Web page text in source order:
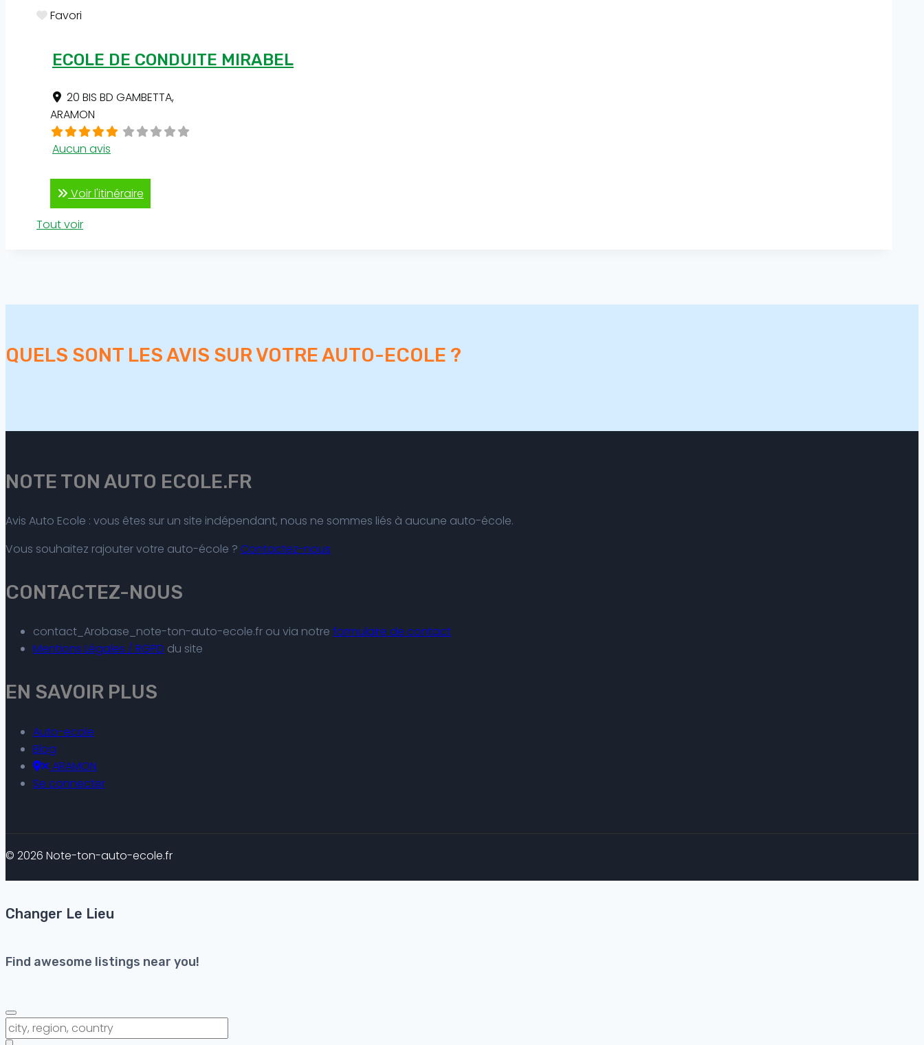
Favori
ECOLE DE CONDUITE MIRABEL
20 BIS BD GAMBETTA,
ARAMON
Aucun avis
Voir l'itinéraire
Tout voir
QUELS SONT LES AVIS SUR VOTRE AUTO-ECOLE ?
NOTE TON AUTO ECOLE.FR
Avis Auto Ecole : vous êtes sur un site indépendant, nous ne sommes liés à aucune auto-école.
Vous souhaitez rajouter votre auto-école ? Contactez-nous
CONTACTEZ-NOUS
contact_Arobase_note-ton-auto-ecole.fr ou via notre formulaire de contact
Mentions Légales / RGPD du site
EN SAVOIR PLUS
Auto-ecole
Blog
ARAMON
Se connecter
© 2026 Note-ton-auto-ecole.fr
Changer Le Lieu
Find awesome listings near you!
Changer Le Lieu